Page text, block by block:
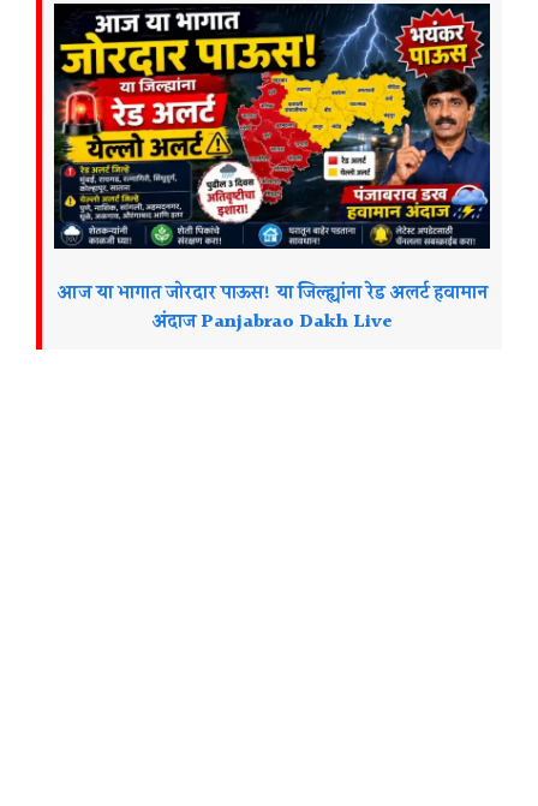
आज या भागात जोरदार पाऊस! या जिल्ह्यांना रेड अलर्ट हवामान
अंदाज Panjabrao Dakh Live